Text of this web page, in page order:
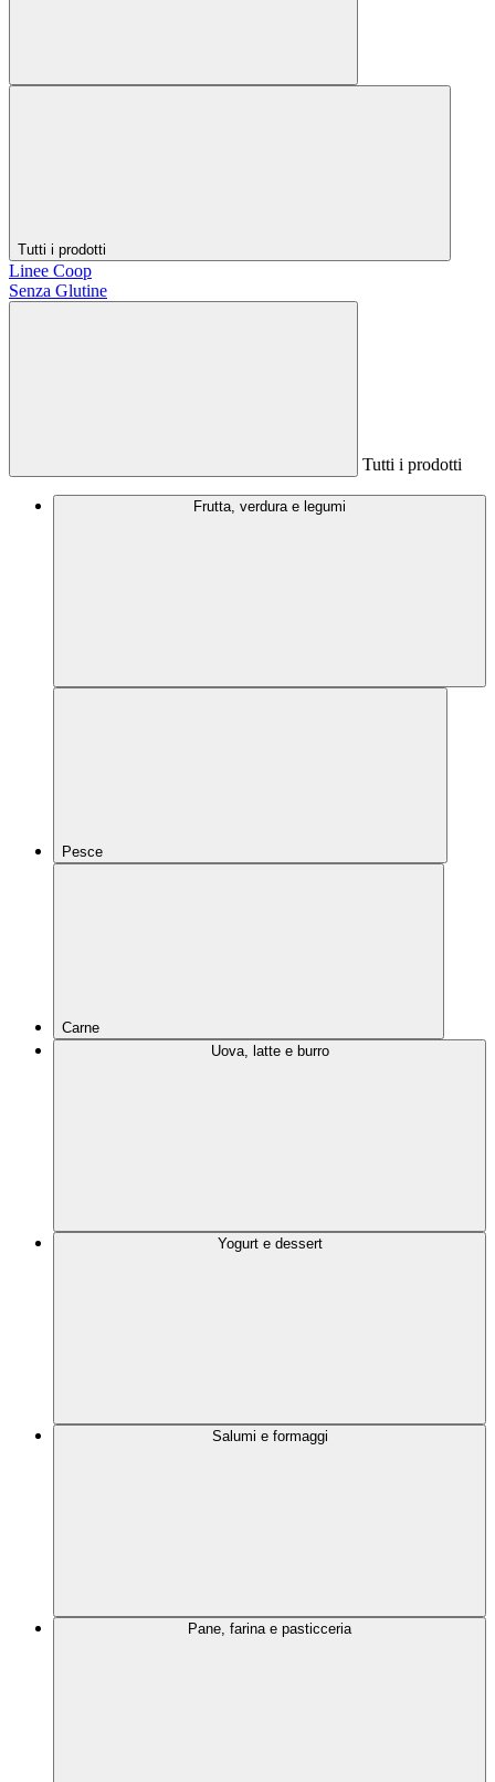
Tutti i prodotti
Linee Coop
Senza Glutine
Tutti i prodotti
Frutta, verdura e legumi
Pesce
Carne
Uova, latte e burro
Yogurt e dessert
Salumi e formaggi
Pane, farina e pasticceria